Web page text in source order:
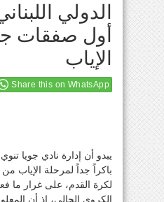
الدولي
أول صفقات
الإياب
Share this on WhatsApp
يبدو أن إدارة نادي جويا
باكراً جداً لمرحلة الإياب من
لكرة القدم، على غرار ما
الكروي الحالي، إذ أن